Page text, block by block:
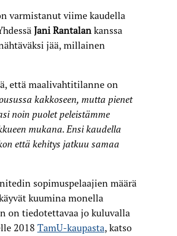
varmistanut viime kaudella
Jani Rantalankanssa
jää, millainen
että maalivahtitilanne on
kakkoseen, mutta pienet
noin puolet peleistämme
mukana. Ensi kaudella
että kehitys jatkuu samaa
sopimuspelaajien määrä
kuumina monella
on tiedotettavaa jo kuluvalla
2018 TamU-kaupasta, katso